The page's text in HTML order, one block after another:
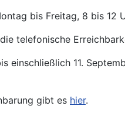
bis Freitag, 8 bis 12
telefonische
einschließlich 11.
gibt es hier.